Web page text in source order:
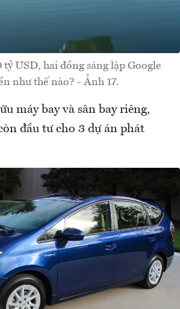
tỷ USD, hai đồng sáng lập Google
như thế nào? - Ảnh 17.
máy bay và sân bay riêng,
đầu tư cho 3 dự án phát